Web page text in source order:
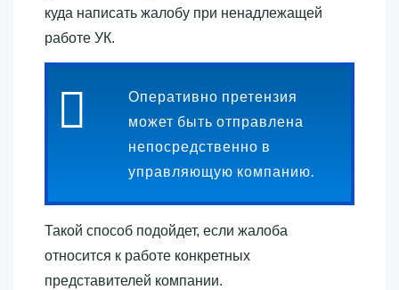
куда написать жалобу при ненадлежащей
работе УК.
Оперативно претензия
может быть отправлена
непосредственно в
управляющую компанию.
Такой способ подойдет, если жалоба
относится к работе конкретных
представителей компании.